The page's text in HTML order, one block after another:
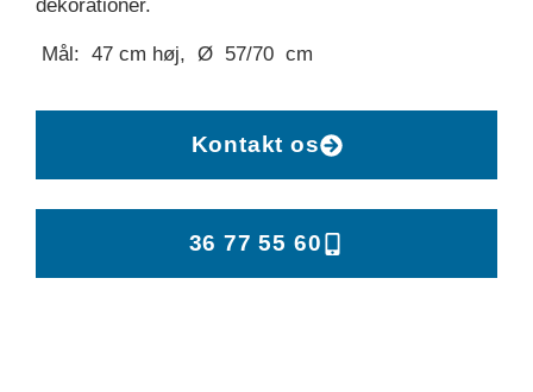
dekorationer.
Mål: 47 cm høj, Ø 57/70 cm
Kontakt os
36 77 55 60